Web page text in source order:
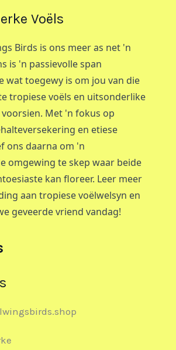
Voëls
Birds is ons meer as net 'n
is 'n passievolle span
wat toegewy is om jou van die
tropiese voëls en uitsonderlike
Met 'n fokus op
en etiese
ons daarna om 'n
omgewing te skep waar beide
kan floreer. Leer meer
aan tropiese voëlwelsyn en
geveerde vriend vandag!